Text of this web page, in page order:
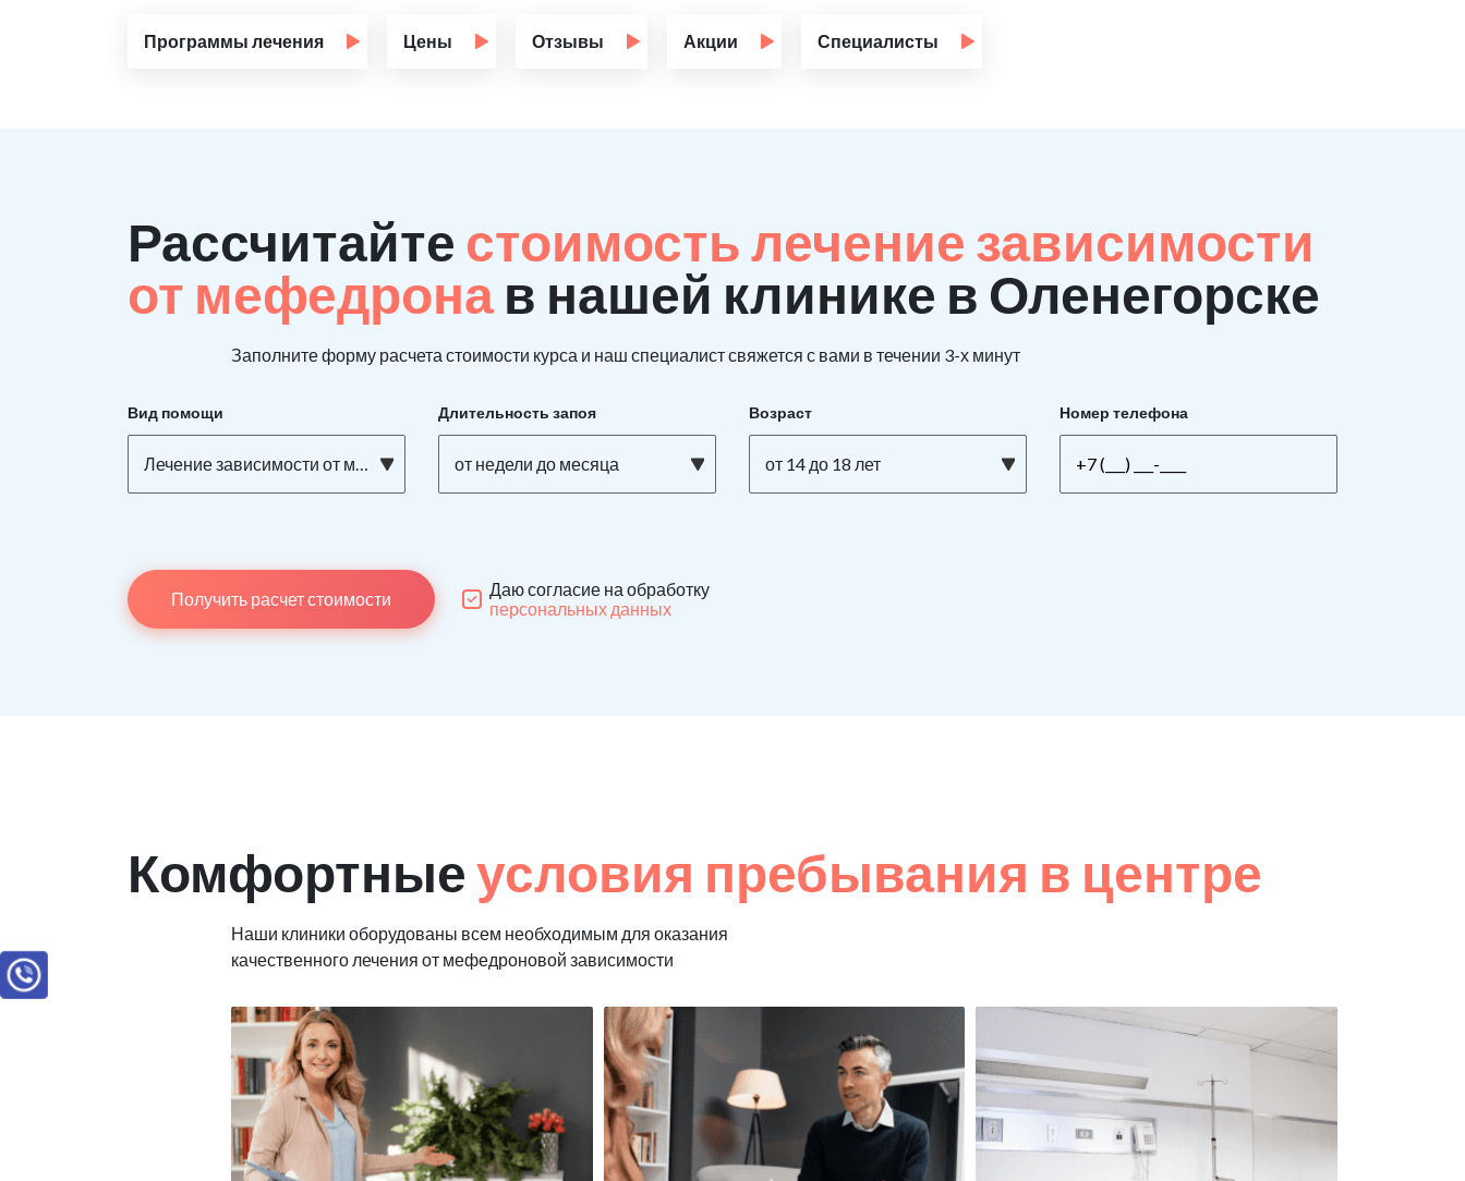
Программы лечения Цены Отзывы Акции Специалисты
Рассчитайте стоимость лечение зависимости
от мефедрона в нашей клинике в Оленегорске
Заполните форму расчета стоимости курса и наш специалист свяжется с вами в течении 3-х минут
Вид помощи
Лечение зависимости от мефедрона
Длительность запоя
от недели до месяца
Возраст
от 14 до 18 лет
Номер телефона
Получить расчет стоимости
Даю согласие на обработку
персональных данных
Комфортныеусловия пребывания в центре
Наши клиники оборудованы всем необходимым для оказания
качественного лечения от мефедроновой зависимости